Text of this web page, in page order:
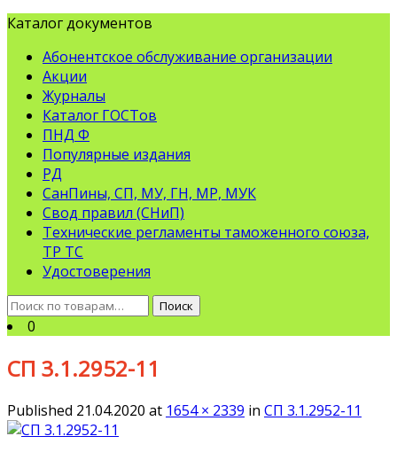
Каталог документов
Абонентское обслуживание организации
Акции
Журналы
Каталог ГОСТов
ПНД Ф
Популярные издания
РД
СанПины, СП, МУ, ГН, МР, МУК
Свод правил (СНиП)
Технические регламенты таможенного союза,
ТР ТС
Удостоверения
Искать:
Поиск
0
СП 3.1.2952-11
Published 21.04.2020 at 1654 × 2339 in СП 3.1.2952-11